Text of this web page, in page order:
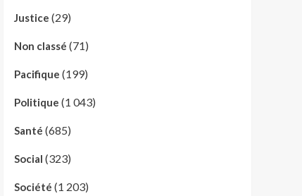
Justice (29)
Non classé (71)
Pacifique (199)
Politique (1 043)
Santé (685)
Social (323)
Société (1 203)